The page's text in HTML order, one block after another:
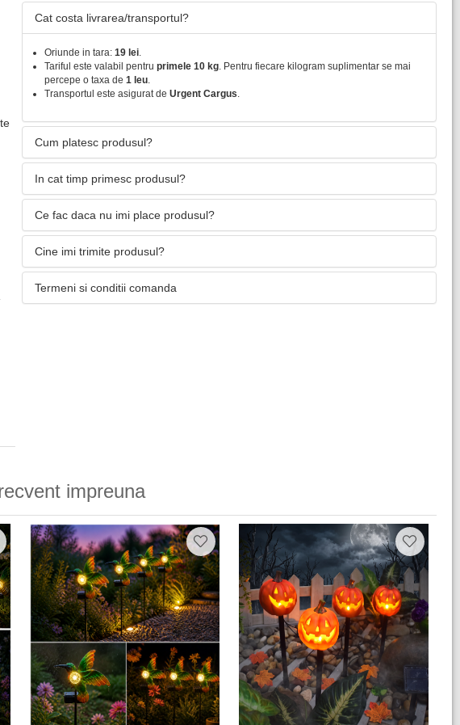
Cat costa livrarea/transportul?
Oriunde in tara: 19 lei.
Tariful este valabil pentru primele 10 kg. Pentru fiecare kilogram suplimentar se mai
percepe o taxa de 1 leu.
Transportul este asigurat de Urgent Cargus.
Cum platesc produsul?
In cat timp primesc produsul?
Ce fac daca nu imi place produsul?
Cine imi trimite produsul?
Termeni si conditii comanda
impreuna